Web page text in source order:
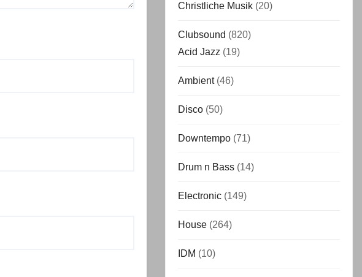
Christliche Musik (20)
Clubsound (820)
Acid Jazz (19)
Ambient (46)
Disco (50)
Downtempo (71)
Drum n Bass (14)
Electronic (149)
House (264)
IDM (10)